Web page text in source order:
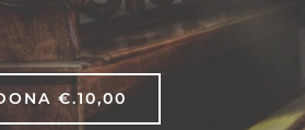
€.10,00